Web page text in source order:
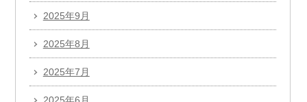
2025年9月
2025年8月
2025年7月